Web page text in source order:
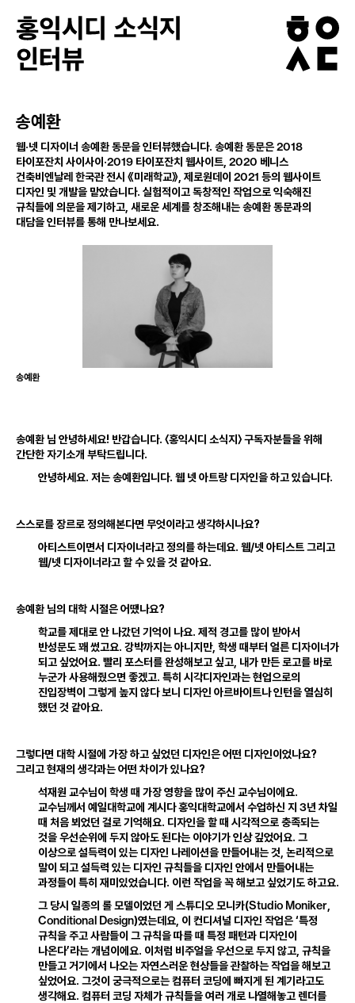
송예환
웹·넷 디자이너 송예환 동문을 인터뷰했습니다. 송예환 동문은2018
타이포잔치 사이사이·2019 타이포잔치 웹사이트 2020 베니스
건축비엔날레 한국관 전시 《미래학교》 제로원데이 2021 등의 웹사이트
디자인 및 개발을 맡았습니다. 실험적이고 독창적인 작업으로 익숙해진
규칙들에 의문을 제기하고 새로운 세계를 창조해내는 송예환 동문과의
대담을 인터뷰를 통해 만나보세요.
송예환
송예환 님 안녕하세요! 반갑습니다. 〈홍익시디 소식지〉 구독자분들을 위해
간단한 자기소개 부탁드립니다.
안녕하세요. 저는 송예환입니다. 웹 넷 아트랑 디자인을 하고 있습니다.
스스로를 장르로 정의해본다면 무엇이라고 생각하시나요?
아티스트이면서 디자이너라고 정의를 하는데요. 웹/넷 아티스트 그리고
웹/넷 디자이너라고 할 수 있을 것 같아요.
송예환 님의 대학 시절은 어땠나요?
학교를 제대로 안 나갔던 기억이 나요. 제적 경고를 많이 받아서
반성문도 꽤 썼고요. 강박까지는 아니지만, 학생 때부터 얼른 디자이너가
되고 싶었어요. 빨리 포스터를 완성해보고 싶고 내가 만든 로고를 바로
누군가 사용해줬으면 좋겠고. 특히 시각디자인과는 현업으로의
진입장벽이 그렇게 높지 않다 보니 디자인 아르바이트나 인턴을 열심히
했던 것 같아요.
그렇다면 대학 시절에 가장 하고 싶었던 디자인은 어떤 디자인이었나요?
그리고 현재의 생각과는 어떤 차이가 있나요?
석재원 교수님이 학생 때 가장 영향을 많이 주신 교수님이에요.
교수님께서 예일대학교에 계시다 홍익대학교에서 수업하신 지 3년 차일
때 처음 뵈었던 걸로 기억해요. 디자인을 할 때 시각적으로 충족되는
것을 우선순위에 두지 않아도 된다는 이야기가 인상 깊었어요. 그
이상으로 설득력이 있는 디자인 나레이션을 만들어내는 것 논리적으로
말이 되고 설득력 있는 디자인 규칙들을 디자인 안에서 만들어내는
과정들이 특히 재미있었습니다. 이런 작업을 꼭 해보고 싶었기도 하고요.
그 당시 일종의 롤 모델이었던 게 스튜디오 모니카(Studio Moniker
Conditional Design)였는데요 이 컨디셔널 디자인 작업은 ‘특정
규칙을 주고 사람들이 그 규칙을 따를 때 특정 패턴과 디자인이
나온다’라는 개념이에요. 이처럼 비주얼을 우선으로 두지 않고 규칙을
만들고 거기에서 나오는 자연스러운 현상들을 관찰하는 작업을 해보고
싶었어요. 그것이 궁극적으로는 컴퓨터 코딩에 빠지게 된 계기라고도
생각해요. 컴퓨터 코딩 자체가 규칙들을 여러 개로 나열해놓고 렌더를